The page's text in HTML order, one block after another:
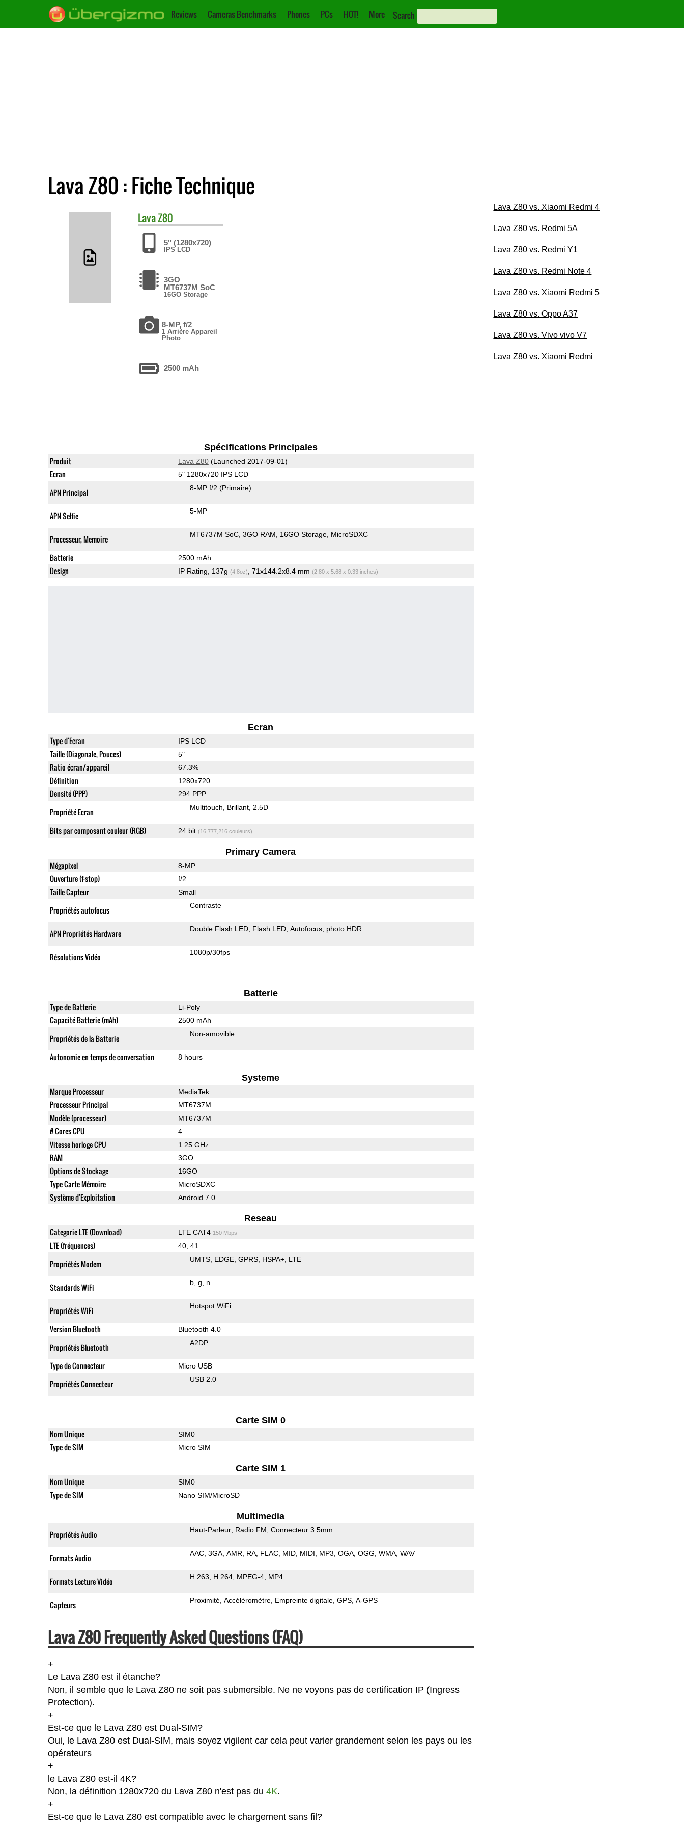
Reviews Cameras Benchmarks Phones PCs HOT! More Search
Lava Z80 : Fiche Technique
LavaZ80
5" (1280x720)
IPS LCD
3GO
MT6737M SoC
16GO Storage
8-MP, f/2
1 Arrière Appareil
Photo
2500 mAh
Spécifications Principales
Produit Lava Z80(Launched 2017-09-01)
Ecran 5" 1280x720 IPS LCD
APN Principal 8-MP f/2 (Primaire)
APN Selfie 5-MP
Processeur, Memoire MT6737M SoC 3GO RAM 16GO Storage MicroSDXC
Batterie 2500 mAh
Design IP Rating, 137g (4.8oz) , 71x144.2x8.4 mm (2.80 x 5.68 x 0.33 inches)
Ecran
Type d'Ecran IPS LCD
Taille (Diagonale, Pouces) 5"
Ratio écran/appareil 67.3%
Définition 1280x720
Densité (PPP) 294 PPP
Propriété Ecran Multitouch Brillant 2.5D
Bits par composant couleur (RGB) 24 bit (16,777,216 couleurs)
Primary Camera
Mégapixel 8-MP
Ouverture (f-stop) f/2
Taille Capteur Small
Propriétés autofocus Contraste
APN Propriétés Hardware Double Flash LED Flash LED Autofocus photo HDR
Résolutions Vidéo 1080p/30fps
Batterie
Type de Batterie Li-Poly
Capacité Batterie (mAh) 2500 mAh
Propriétés de la Batterie Non-amovible
Autonomie en temps de conversation 8 hours
Systeme
Marque Processeur MediaTek
Processeur Principal MT6737M
Modèle (processeur) MT6737M
# Cores CPU 4
Vitesse horloge CPU 1.25 GHz
RAM 3GO
Options de Stockage 16GO
Type Carte Mémoire MicroSDXC
Système d'Exploitation Android 7.0
Reseau
Categorie LTE (Download) LTE CAT4 150 Mbps
LTE (fréquences) 40, 41
Propriétés Modem UMTS EDGE GPRS HSPA+ LTE
Standards WiFi b g n
Propriétés WiFi Hotspot WiFi
Version Bluetooth Bluetooth 4.0
Propriétés Bluetooth A2DP
Type de Connecteur Micro USB
Propriétés Connecteur USB 2.0
Carte SIM 0
Nom Unique SIM0
Type de SIM Micro SIM
Carte SIM 1
Nom Unique SIM0
Type de SIM Nano SIM/MicroSD
Multimedia
Propriétés Audio Haut-Parleur Radio FM Connecteur 3.5mm
Formats Audio AAC 3GA AMR RA FLAC MID MIDI MP3 OGA OGG WMA WAV
Formats Lecture Vidéo H.263 H.264 MPEG-4 MP4
Capteurs Proximité Accéléromètre Empreinte digitale GPS A-GPS
Lava Z80 Frequently Asked Questions (FAQ)
+
Le Lava Z80 est il étanche?
Non, il semble que le Lava Z80 ne soit pas submersible. Ne ne voyons pas de certification IP (Ingress
Protection).
+
Est-ce que le Lava Z80 est Dual-SIM?
Oui, le Lava Z80 est Dual-SIM, mais soyez vigilent car cela peut varier grandement selon les pays ou les
opérateurs
+
le Lava Z80 est-il 4K?
Non, la définition 1280x720 du Lava Z80 n'est pas du 4K.
+
Est-ce que le Lava Z80 est compatible avec le chargement sans fil?
Lava Z80 vs. Xiaomi Redmi 4
Lava Z80 vs. Redmi 5A
Lava Z80 vs. Redmi Y1
Lava Z80 vs. Redmi Note 4
Lava Z80 vs. Xiaomi Redmi 5
Lava Z80 vs. Oppo A37
Lava Z80 vs. Vivo vivo V7
Lava Z80 vs. Xiaomi Redmi